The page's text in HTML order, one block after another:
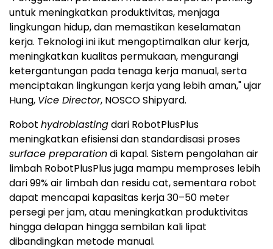
untuk meningkatkan produktivitas, menjaga
lingkungan hidup, dan memastikan keselamatan
kerja. Teknologi ini ikut mengoptimalkan alur kerja,
meningkatkan kualitas permukaan, mengurangi
ketergantungan pada tenaga kerja manual, serta
menciptakan lingkungan kerja yang lebih aman," ujar
Hung, Vice Director, NOSCO Shipyard.
Robot hydroblastingdari RobotPlusPlus
meningkatkan efisiensi dan standardisasi proses
surface preparationdi kapal. Sistem pengolahan air
limbah RobotPlusPlus juga mampu memproses lebih
dari 99% air limbah dan residu cat, sementara robot
dapat mencapai kapasitas kerja 30–50 meter
persegi per jam, atau meningkatkan produktivitas
hingga delapan hingga sembilan kali lipat
dibandingkan metode manual.